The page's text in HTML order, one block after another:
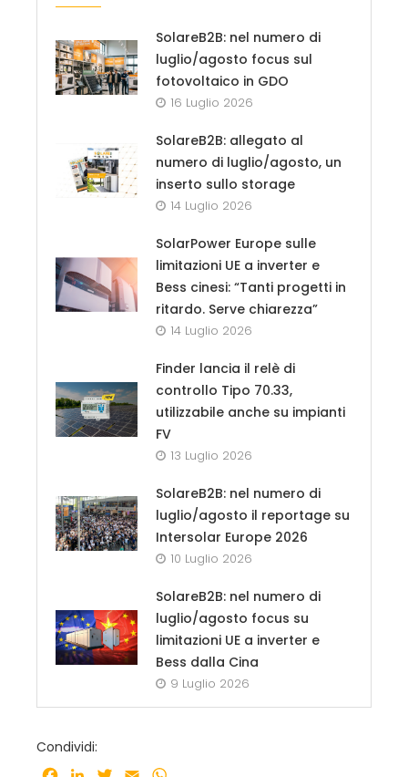
SolareB2B: nel numero di
luglio/agosto focus sul
fotovoltaico in GDO
16 Luglio 2026
SolareB2B: allegato al
numero di luglio/agosto, un
inserto sullo storage
14 Luglio 2026
SolarPower Europe sulle
limitazioni UE a inverter e
Bess cinesi: “Tanti progetti in
ritardo. Serve chiarezza”
14 Luglio 2026
Finder lancia il relè di
controllo Tipo 70.33,
utilizzabile anche su impianti
FV
13 Luglio 2026
SolareB2B: nel numero di
luglio/agosto il reportage su
Intersolar Europe 2026
10 Luglio 2026
SolareB2B: nel numero di
luglio/agosto focus su
limitazioni UE a inverter e
Bess dalla Cina
9 Luglio 2026
Condividi: